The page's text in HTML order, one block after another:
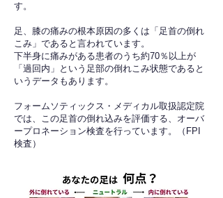
す。
足、膝の痛みの根本原因の多くは「足首の倒れ
こみ」であると言われています。
下半身に痛みがある患者のうち約70％以上が
「過回内」という足部の倒れこみ状態であると
いうデータもあります。
フォームソティックス・メディカル取扱認定院
では、この足首の倒れ込みを評価する、オーバ
ープロネーション検査を行っています。（FPI
検査）​